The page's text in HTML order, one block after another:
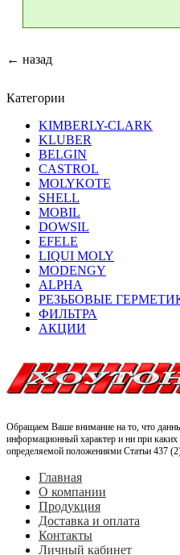
← назад
Категории
KIMBERLY-CLARK
KLUBER
BELGIN
CASTROL
MOLYKOTE
SHELL
MOBIL
DOWSIL
EFELE
LIQUI MOLY
MODENGY
ALPHA
РЕЗЬБОВЫЕ
ФИЛЬТРА
АКЦИИ
Обращаем Ваше внимание на то, что
информационный характер и ни при
определяемой положениями Статьи 437
Главная
О компании
Продукция
Доставка и оплата
Контакты
Личный кабинет